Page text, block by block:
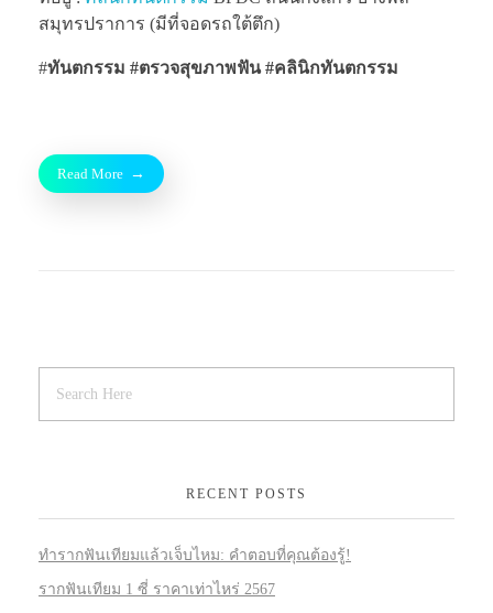
สมุทรปราการ (มีที่จอดรถใต้ตึก)
#ทันตกรรม #ตรวจสุขภาพฟัน #คลินิกทันตกรรม
Read More
RECENT POSTS
ทำรากฟันเทียมแล้วเจ็บไหม: คำตอบที่คุณต้องรู้!
รากฟันเทียม 1 ซี่ ราคาเท่าไหร่ 2567